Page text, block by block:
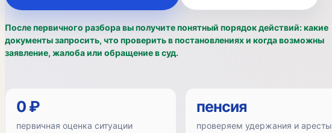
После первичного разбора вы получите понятный порядок действий: какие
документы запросить, что проверить в постановлениях и когда возможны
заявление, жалоба или обращение в суд.
0 ₽
первичная оценка ситуации
пенсия
проверяем удержания и аресты